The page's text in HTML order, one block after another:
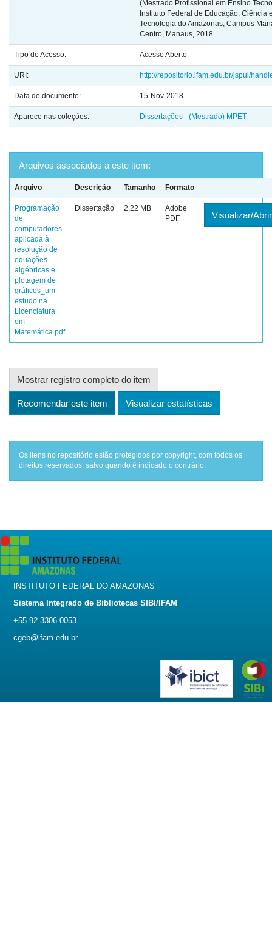
(Mestrado Profissional em Ensino
Instituto Federal de Educação, Ciência
Tecnologia do Amazonas, Campus
Centro, Manaus, 2018.
Tipo de Acesso: Acesso Aberto
URI: http://repositorio.ifam.edu.br/jspui/
Data do documento: 15-Nov-2018
Aparece nas coleções: Dissertações - (Mestrado) MPET
Arquivos associados a este item:
Arquivo Descrição Tamanho Formato
Programação
de
computadores
aplicada à
resolução de
equações
algébricas e
plotagem de
gráficos_um
estudo na
Licenciatura
em
Matemática.pdf
Dissertação 2,22 MB
Adobe
PDF
Visualizar/Abrir
Mostrar registro completo do item
Recomendar este item Visualizar estatísticas
Os itens no repositório estão protegidos por copyright, com todos os
direitos reservados, salvo quando é indicado o contrário.
INSTITUTO FEDERAL DO AMAZONAS
Sistema Integrado de Bibliotecas SIBI/IFAM
+55 92 3306-0053
cgeb@ifam.edu.br